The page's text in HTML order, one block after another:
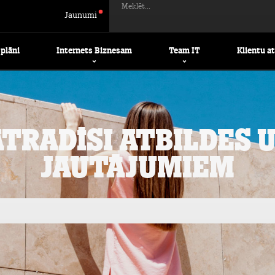
Jaunumi
Meklēt...
Internets Biznesam Team IT Klientu
atbildes
jautājumiem